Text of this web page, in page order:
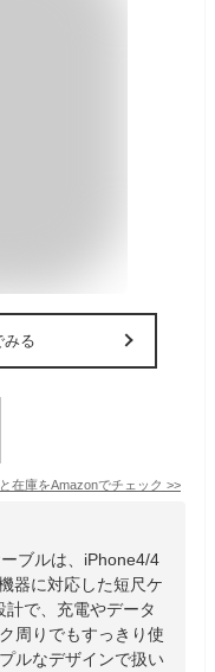
みる
在庫をAmazonでチェック >>
ブルは、iPhone4/4
器に対応した短尺ケ
で、充電やデータ
周りでもすっきり使
ルなデザインで扱い